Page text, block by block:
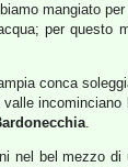
mangiato
per questo
conca
.
nel bel mezzo